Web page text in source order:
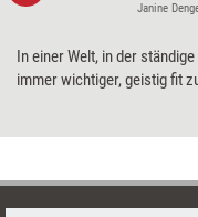
Janine
In einer Welt, in der
immer wichtiger, geistig fit